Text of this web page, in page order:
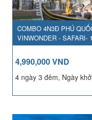
COMBO 4N3Đ PHÚ
VINWONDER - SAFARI-
4,990,000 VND
4 ngày 3 đêm, Ngày